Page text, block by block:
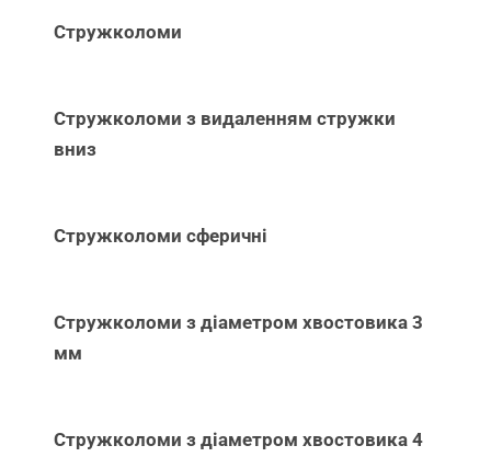
Стружколоми
Стружколоми з видаленням стружки
вниз
Стружколоми сферичні
Стружколоми з діаметром хвостовика 3
мм
Стружколоми з діаметром хвостовика 4